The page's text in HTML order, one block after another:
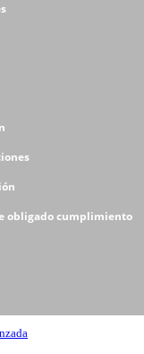
obligado cumplimiento